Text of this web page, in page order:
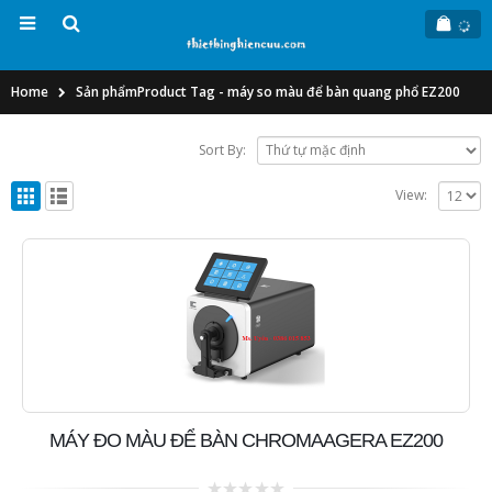
Home Sản phẩmProduct Tag - máy so màu để bàn quang phổ EZ200
Sort By:
View:
MÁY ĐO MÀU ĐỂ BÀN CHROMAAGERA EZ200